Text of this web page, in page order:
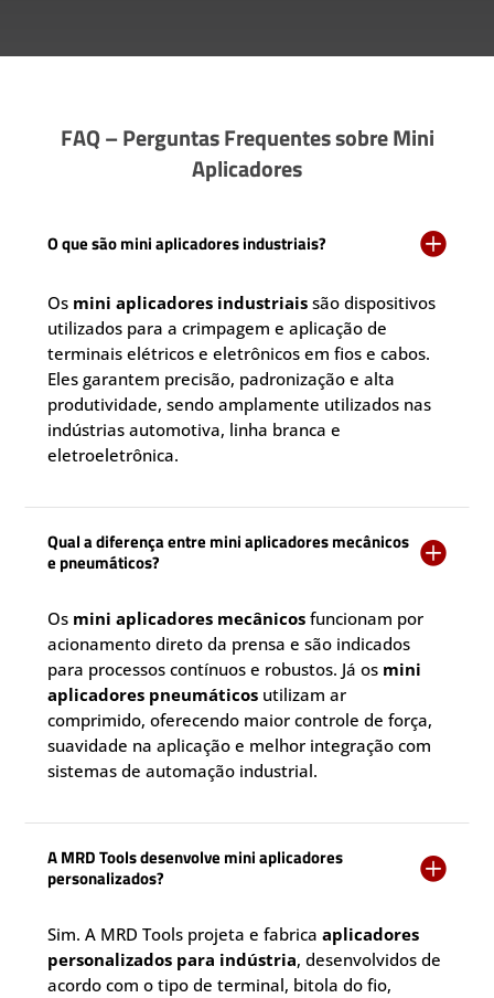
FAQ – Perguntas Frequentes sobre Mini
Aplicadores
O que são mini aplicadores industriais? 
Os mini aplicadores industriais são dispositivos
utilizados para a crimpagem e aplicação de
terminais elétricos e eletrônicos em fios e cabos.
Eles garantem precisão, padronização e alta
produtividade, sendo amplamente utilizados nas
indústrias automotiva, linha branca e
eletroeletrônica.
Qual a diferença entre mini aplicadores mecânicos
e pneumáticos?

Os mini aplicadores mecânicos funcionam por
acionamento direto da prensa e são indicados
para processos contínuos e robustos. Já os mini
aplicadores pneumáticos utilizam ar
comprimido, oferecendo maior controle de força,
suavidade na aplicação e melhor integração com
sistemas de automação industrial.
A MRD Tools desenvolve mini aplicadores
personalizados?

Sim. A MRD Tools projeta e fabricaaplicadores
personalizados para indústria, desenvolvidos de
acordo com o tipo de terminal, bitola do fio,